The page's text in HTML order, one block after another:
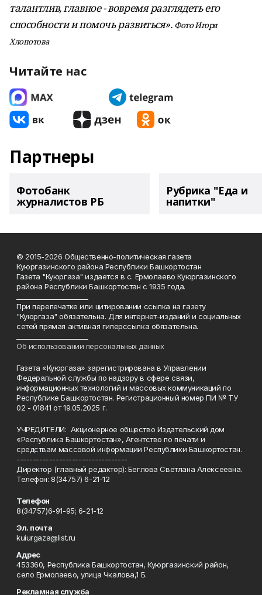
талантлив, главное - вовремя разглядеть его
способности и помочь развиться». Фото Игоря
Хлопотова
Читайте нас
Партнеры
Фотобанк
журналистов РБ
Рубрика "Еда и
напитки"
© 2015-2026 Общественно-политическая газета
Куюргазинского района Республики Башкортостан
Газета "Куюргаза" издается в с. Ермолаево Куюргазинского
района Республики Башкортостан с 1935 года.
При перепечатке или цитировании ссылка на газету
"Куюргаза" обязательна. Для интернет-изданий и социальных
сетей прямая активная гиперссылка обязательна.
Об использовании персональных данных
Газета «Куюргаза» зарегистрирована в Управлении
Федеральной службы по надзору в сфере связи,
информационных технологий и массовых коммуникаций по
Республике Башкортостан. Регистрационный номер ПИ № ТУ
02 - 01841 от 19.05.2025 г.
УЧРЕДИТЕЛИ: Акционерное общество Издательский дом
«Республика Башкортостан», Агентство по печати и
средствам массовой информации Республики Башкортостан.
----------------------------------
Директор (главный редактор): Беглова Светлана Алексеевна.
Телефон: 8(34757) 6-21-12
Телефон
8(34757)6-91-95; 6-21-12
Эл. почта
kuiurgaza@list.ru
Адрес
453360, Республика Башкортостан, Куюргазинский район,
село Ермолаево, улица Чкалова,1 Б.
Рекламная служба